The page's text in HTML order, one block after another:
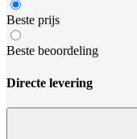
Beste prijs
Beste beoordeling
Directe levering